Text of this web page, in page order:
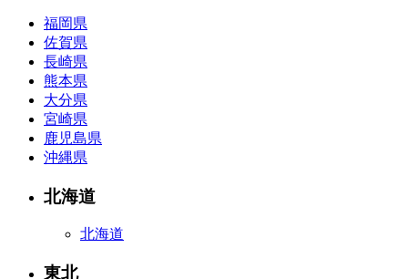
福岡県
佐賀県
長崎県
熊本県
大分県
宮崎県
鹿児島県
沖縄県
北海道
北海道
東北